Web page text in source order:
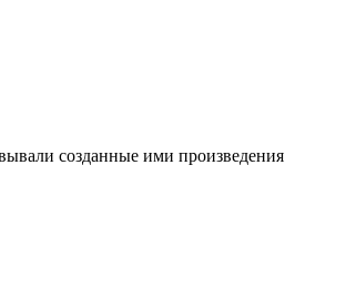
созданные ими произведения